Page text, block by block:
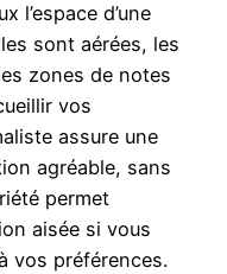
l’espace d’une
sont aérées, les
zones de notes
vos
assure une
agréable, sans
permet
aisée si vous
vos préférences.